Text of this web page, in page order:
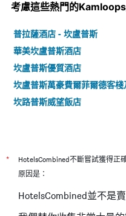
考慮這些熱門的
普拉薩酒店 - 坎盧普斯
華美坎盧普斯酒店
坎盧普斯優質酒店
坎盧普斯萬豪費爾菲爾德客
坎路普斯威望飯店
* HotelsCombined不斷嘗試獲得正
原因是：
HotelsCombined並不是